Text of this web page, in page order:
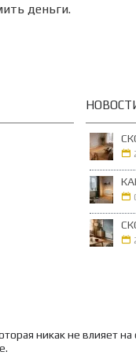
деньги.
никак не влияет на